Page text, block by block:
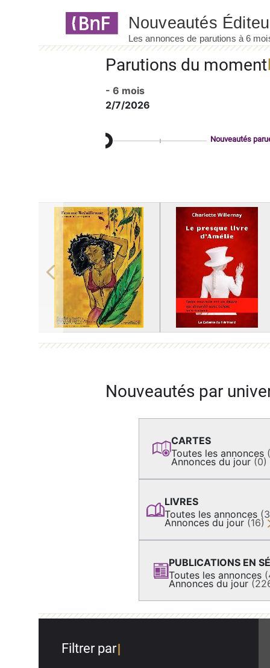
Parutions du moment
- 6 mois
2/7/2026
Nouveautés
Previous
Nouveautés par
CARTES
Toutes les annonces
Annonces du jour (0)
LIVRES
Toutes les annonces
Annonces du jour (16)
PUBLICATIONS EN
Toutes les annonces
Annonces du jour
Filtrer par